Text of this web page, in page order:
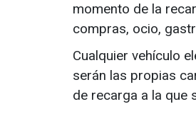
momento de la
compras, ocio,
Cualquier vehículo
serán las propias
de recarga a la que